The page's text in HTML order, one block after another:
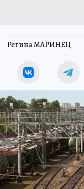
Регина МАРИНЕЦ